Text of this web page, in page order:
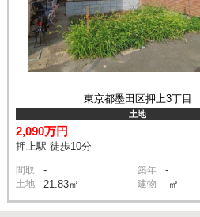
東京都墨田区押上3丁目
土地
2,090万円
押上駅 徒歩10分
間取 - 築年 -
土地 21.83㎡ 建物 -㎡